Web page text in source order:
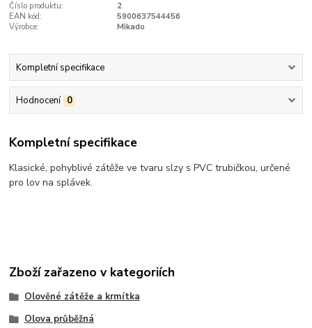
Číslo produktu:
2
EAN kód:
5900637544456
Výrobce:
Mikado
Kompletní specifikace
Hodnocení 0
Kompletní specifikace
Klasické, pohyblivé zátěže ve tvaru slzy s PVC trubičkou, určené
pro lov na splávek.
Zboží zařazeno v kategoriích
Olověné zátěže a krmítka
Olova průběžná